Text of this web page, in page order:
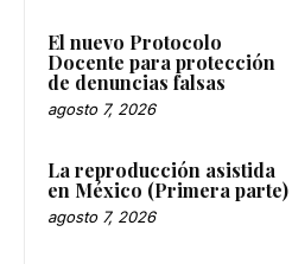
El nuevo Protocolo
Docente para protección
de denuncias falsas
agosto 7, 2026
La reproducción asistida
en México (Primera parte)
agosto 7, 2026